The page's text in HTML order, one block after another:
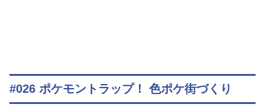
#026 ポケモントラップ！ 色ポケ街づくり